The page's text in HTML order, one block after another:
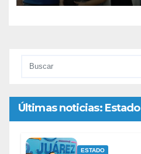
Últimas noticias: Estado
ESTADO